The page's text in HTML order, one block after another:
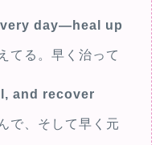
day—heal up
てる。早く治って
and recover
で、そして早く元